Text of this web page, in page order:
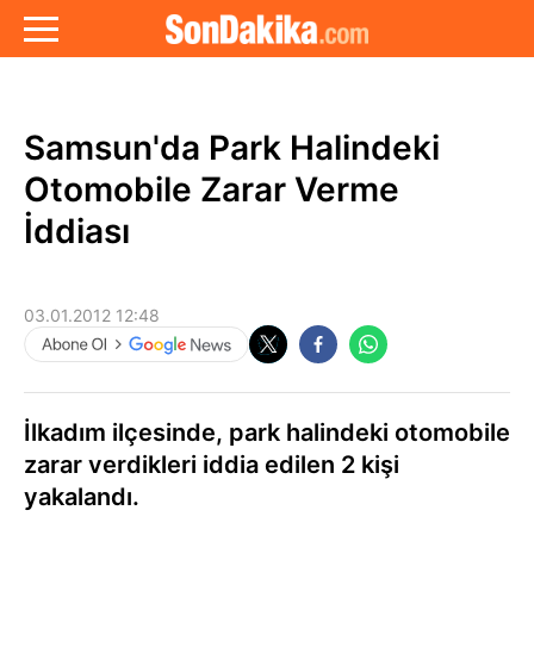
Samsun'da Park Halindeki
Otomobile Zarar Verme
İddiası
03.01.2012 12:48
İlkadım ilçesinde, park halindeki otomobile
zarar verdikleri iddia edilen 2 kişi
yakalandı.